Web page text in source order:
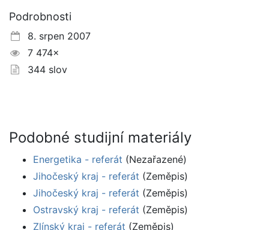
Podrobnosti
8. srpen 2007
7 474×
344 slov
Podobné studijní materiály
Energetika - referát (Nezařazené)
Jihočeský kraj - referát (Zeměpis)
Jihočeský kraj - referát (Zeměpis)
Ostravský kraj - referát (Zeměpis)
Zlínský kraj - referát (Zeměpis)